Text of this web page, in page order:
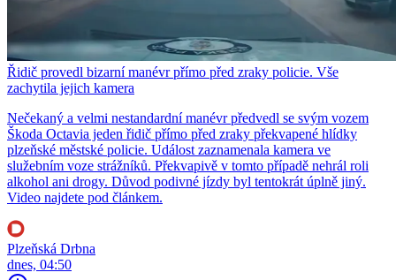
Řidič provedl bizarní manévr přímo před zraky policie. Vše
zachytila jejich kamera
Nečekaný a velmi nestandardní manévr předvedl se svým vozem
Škoda Octavia jeden řidič přímo před zraky překvapené hlídky
plzeňské městské policie. Událost zaznamenala kamera ve
služebním voze strážníků. Překvapivě v tomto případě nehrál roli
alkohol ani drogy. Důvod podivné jízdy byl tentokrát úplně jiný.
Video najdete pod článkem.
Plzeňská Drbna
dnes, 04:50